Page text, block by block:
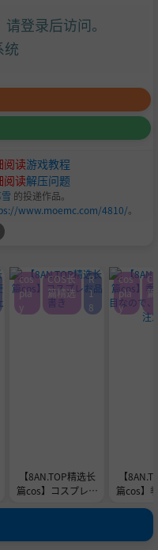
登录后访问。
阅读游戏教程
阅读解压问题
的投递作品。
www.moemc.com/4810/。
【8AN.TOP精选长
篇cos】コスプレお
cos
pla
y
COS长
篇精选
R
1
8
【
篇cos】
は
cos
pla
y